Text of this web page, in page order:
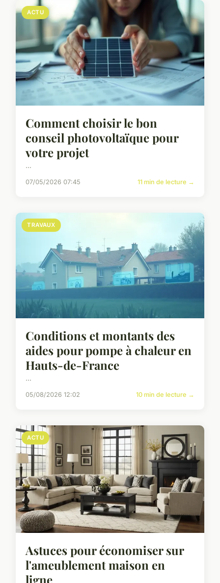
ACTU
Comment choisir le bon
conseil photovoltaïque pour
votre projet
...
07/05/2026 07:45 11 min de lecture →
TRAVAUX
Conditions et montants des
aides pour pompe à chaleur en
Hauts-de-France
...
05/08/2026 12:02 10 min de lecture →
ACTU
Astuces pour économiser sur
l'ameublement maison en
ligne